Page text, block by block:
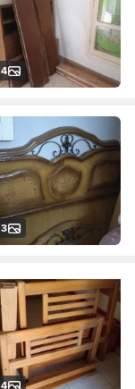
4
3
4